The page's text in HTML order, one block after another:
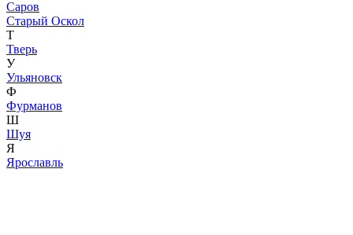
Саров
Старый Оскол
Т
Тверь
У
Ульяновск
Ф
Фурманов
Ш
Шуя
Я
Ярославль